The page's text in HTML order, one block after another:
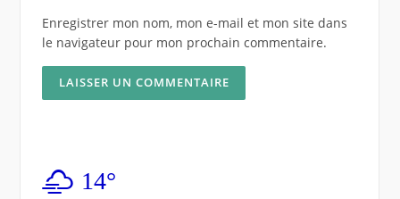
Enregistrer mon nom, mon e-mail et mon site dans
le navigateur pour mon prochain commentaire.
14°